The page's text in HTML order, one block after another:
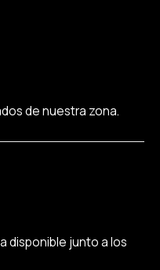
de nuestra zona.
disponible junto a los